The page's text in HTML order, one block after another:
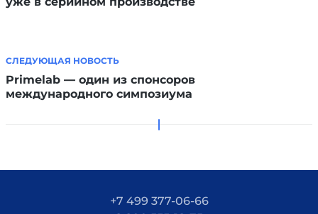
СЛЕДУЮЩАЯ НОВОСТЬ
Primelab — один из спонсоров
международного симпозиума
+7 499 377-06-66